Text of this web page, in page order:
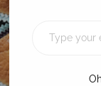
YOUR
EMAIL…